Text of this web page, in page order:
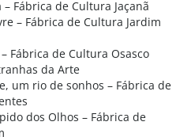
Fábrica de Cultura Jaçanã
– Fábrica de Cultura Jardim
Fábrica de Cultura Osasco
da Arte
um rio de sonhos – Fábrica de
dos Olhos – Fábrica de